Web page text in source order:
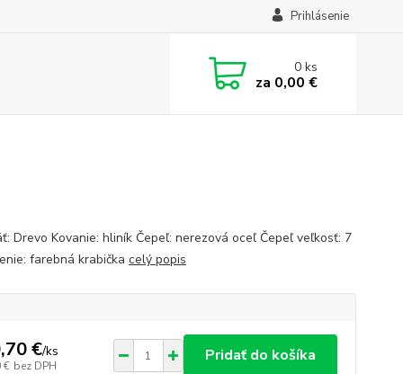
Prihlásenie
0ks
za 0,00 €
Drevo Kovanie: hliník Čepeľ: nerezová oceľ Čepeľ veľkosť: 7
farebná krabička celý popis
€/ks
€ bez DPH
Pridať do košíka